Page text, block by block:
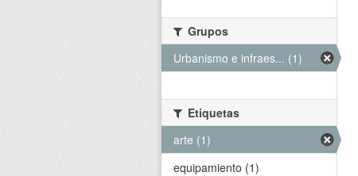
Grupos
Urbanismo e infraes... (1)
Etiquetas
arte (1)
equipamiento (1)